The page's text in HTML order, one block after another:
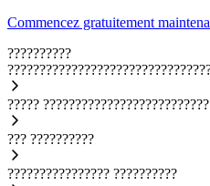
Commencez gratuitement
??????????
????? ??????????????????????????
??? ??????????
???????????????? ??????????